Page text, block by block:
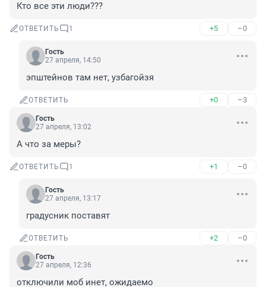
Кто все эти люди???
ОТВЕТИТЬ 1 +5 –0
Гость
27 апреля, 14:50
эпштейнов там нет, узбагойзя
ОТВЕТИТЬ +0 –3
Гость
27 апреля, 13:02
А что за меры?
ОТВЕТИТЬ 1 +1 –0
Гость
27 апреля, 13:17
градусник поставят
ОТВЕТИТЬ +2 –0
Гость
27 апреля, 12:36
отключили моб инет, ожидаемо